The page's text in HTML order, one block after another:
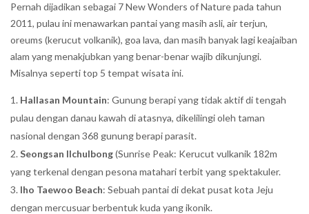
Pernah dijadikan sebagai 7 New Wonders of Nature pada tahun
2011, pulau ini menawarkan pantai yang masih asli, air terjun,
oreums (kerucut volkanik), goa lava, dan masih banyak lagi keajaiban
alam yang menakjubkan yang benar-benar wajib dikunjungi.
Misalnya seperti top 5 tempat wisata ini.
Hallasan Mountain: Gunung berapi yang tidak aktif di tengah
pulau dengan danau kawah di atasnya, dikelilingi oleh taman
nasional dengan 368 gunung berapi parasit.
Seongsan Ilchulbong(Sunrise Peak: Kerucut vulkanik 182m
yang terkenal dengan pesona matahari terbit yang spektakuler.
Iho Taewoo Beach: Sebuah pantai di dekat pusat kota Jeju
dengan mercusuar berbentuk kuda yang ikonik.